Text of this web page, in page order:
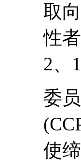
取
性
2、
委
使